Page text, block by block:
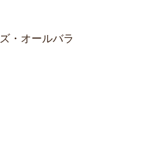
・オールバラ